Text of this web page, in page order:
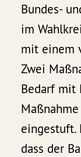
Bundes-
im
mit einem
Zwei
Bedarf mit
Maßnahme
eingestuft.
dass der